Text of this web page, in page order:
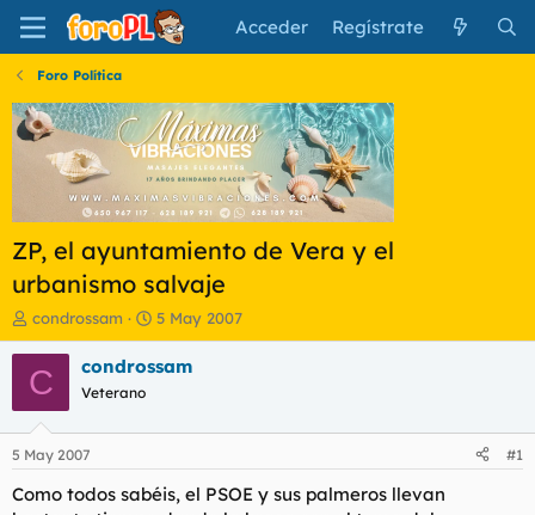
Acceder Regístrate
Foro Política
ZP, el ayuntamiento de Vera y el
urbanismo salvaje
I
n
i
c
a
d
o
r
condrossam
F
e
c
i
n
5 May 2007
C condrossam
Veterano
5 May 2007 #1
Como todos sabéis, el PSOE y sus palmeros llevan